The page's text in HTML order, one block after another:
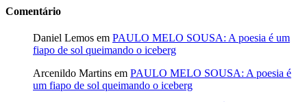
Comentário
Daniel Lemos em PAULO MELO SOUSA: A poesia é um
fiapo de sol queimando o iceberg
Arcenildo Martins em PAULO MELO SOUSA: A poesia é
um fiapo de sol queimando o iceberg